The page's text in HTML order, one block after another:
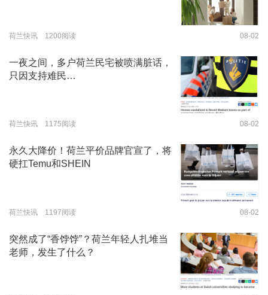
荷兰快讯 1200阅读 08-02
一夜之间，多户荷兰民宅被喷满脏话，
只因支持难民…
荷兰快讯 1175阅读 08-02
永久大降价！荷兰平价品牌官宣了，将
硬扛Temu和SHEIN
荷兰快讯 1197阅读 08-02
突然成了“香饽饽”？荷兰年轻人扎堆当
老师，发生了什么？